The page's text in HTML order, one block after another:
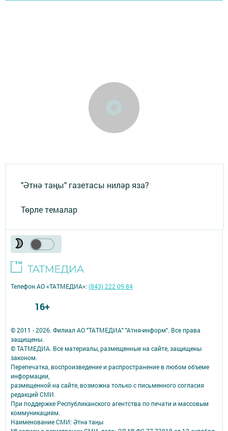
"Әтнә таңы" газетасы ниләр яза?
Төрле темалар
© 2011 - 2026. Филиал АО "ТАТМЕДИА" "Атня-информ". Все права
защищены.
© ТАТМЕДИА. Все материалы, размещенные на сайте, защищены
законом.
Перепечатка, воспроизведение и распространение в любом объеме
информации,
размещенной на сайте, возможна только с письменного согласия
редакций СМИ.
При поддержке Республиканского агентства по печати и массовым
коммуникациям.
Наименование СМИ: Әтнә таңы
Телефон АО «ТАТМЕДИА»:(843) 222 09 84
16+